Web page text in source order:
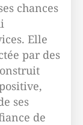
chances
Elle
par des
ses
de